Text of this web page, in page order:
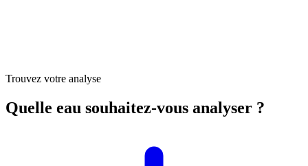
Trouvez votre analyse
Quelle eau souhaitez-vous analyser ?